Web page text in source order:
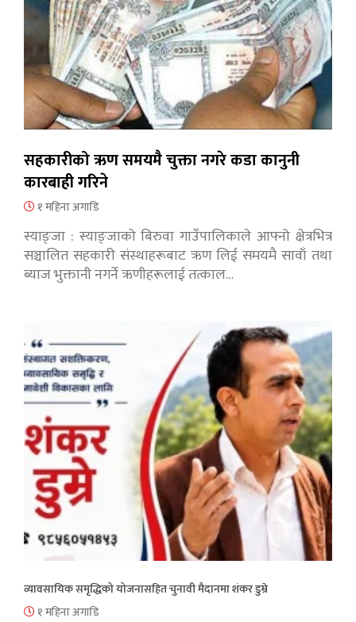
सहकारीको ऋण समयमै चुक्ता नगरे कडा कानुनी
कारबाही गरिने
१ महिना अगाडि
स्याङ्जा : स्याङ्जाको बिरुवा गाउँपालिकाले आफ्नो क्षेत्रभित्र
सञ्चालित सहकारी संस्थाहरूबाट ऋण लिई समयमै सावाँ तथा
ब्याज भुक्तानी नगर्ने ऋणीहरूलाई तत्काल…
व्यावसायिक समृद्धिको योजनासहित चुनावी मैदानमा शंकर डुम्रे
१ महिना अगाडि